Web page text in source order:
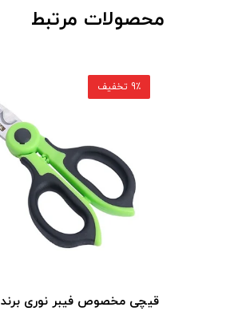
محصولات مرتبط
قیچی مخصوص فیبر نوری برند TAWAA
9٪ تخفیف